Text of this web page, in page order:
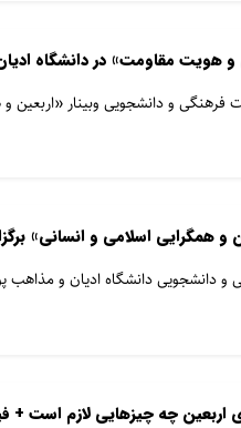
و هویت مقاومت» در دانشگاه
و دانشجویی وبینار «اربعین
و همگرایی اسلامی و انسانی»
و دانشجویی دانشگاه ادیان و مذاهب
اربعین چه چیزهایی لازم است +